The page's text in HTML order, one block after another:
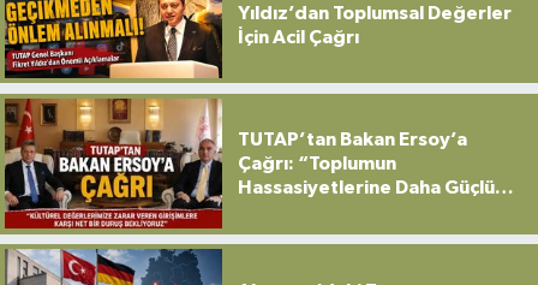
Yıldız’dan Toplumsal Değerler
İçin Acil Çağrı
TUTAP’tan Bakan Ersoy’a
Çağrı: “Toplumun
Hassasiyetlerine Daha Güçlü